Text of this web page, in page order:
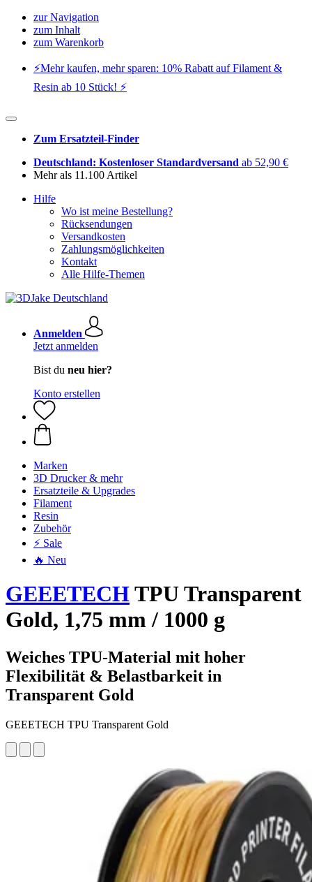
zur Navigation
zum Inhalt
zum Warenkorb
⚡️Mehr kaufen, mehr sparen: 10% Rabatt auf Filament &
Resin ab 10 Stück! ⚡️
Zum Ersatzteil-Finder
Deutschland: Kostenloser Standardversand ab 52,90 €
Mehr als 11.100 Artikel
Hilfe
Wo ist meine Bestellung?
Rücksendungen
Versandkosten
Zahlungsmöglichkeiten
Kontakt
Alle Hilfe-Themen
Anmelden
Jetzt anmelden
Bist du neu hier?
Konto erstellen
Marken
3D Drucker & mehr
Ersatzteile & Upgrades
Filament
Resin
Zubehör
⚡ Sale
🔥 Neu
GEEETECHTPU Transparent
Gold, 1,75 mm / 1000 g
Weiches TPU-Material mit hoher
Flexibilität & Belastbarkeit in
Transparent Gold
GEEETECH TPU Transparent Gold